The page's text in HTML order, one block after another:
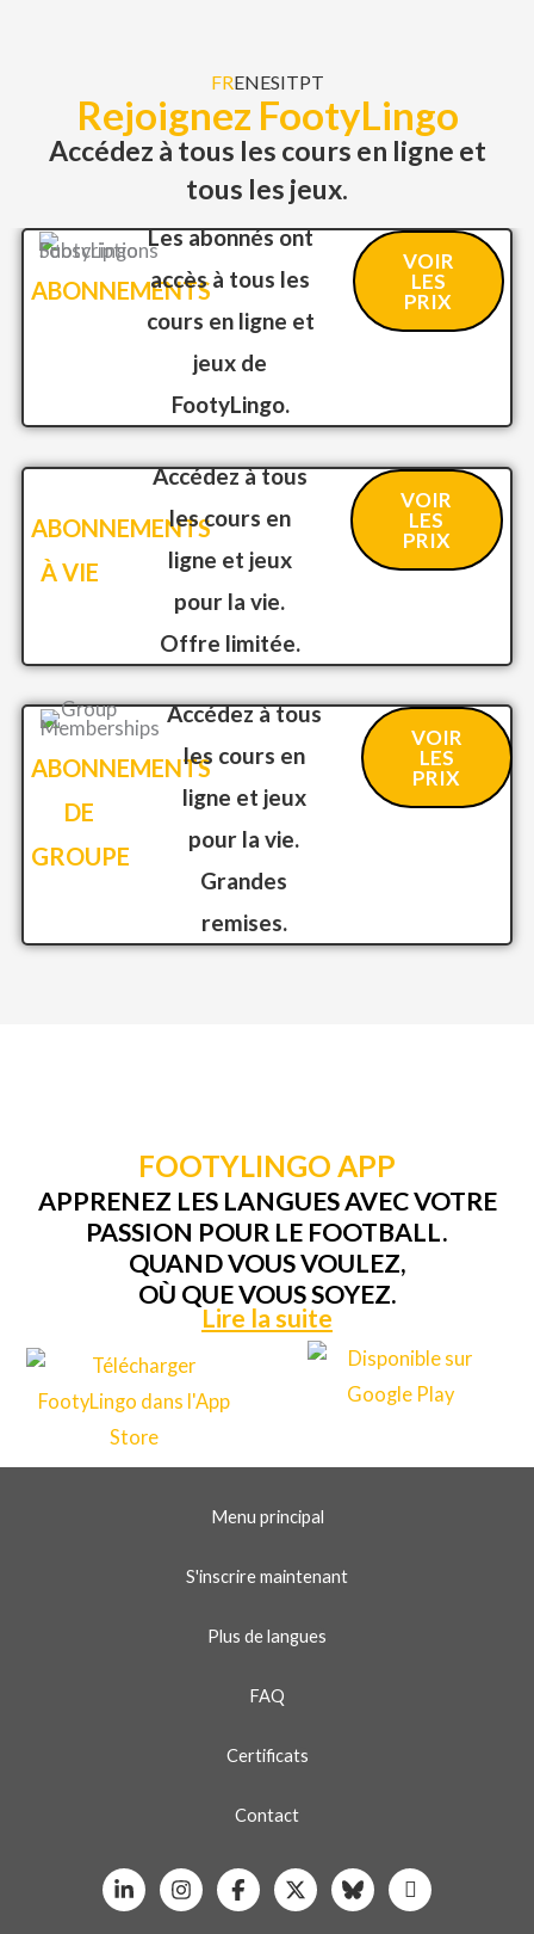
FRENESITPT
Rejoignez FootyLingo
Accédez à tous les cours en ligne et
tous les jeux.
ABONNEMENTS
Les abonnés ont
accès à tous les
cours en ligne et
jeux de
FootyLingo.
VOIR
LES
PRIX
ABONNEMENTS
À VIE
Accédez à tous
les cours en
ligne et jeux
pour la vie.
Offre limitée.
VOIR
LES
PRIX
ABONNEMENTS
DE
GROUPE
Accédez à tous
les cours en
ligne et jeux
pour la vie.
Grandes
remises.
VOIR
LES
PRIX
FOOTYLINGO APP
APPRENEZ LES LANGUES AVEC VOTRE
PASSION POUR LE FOOTBALL.
QUAND VOUS VOULEZ,
OÙ QUE VOUS SOYEZ.
Lire la suite
Menu principal
S'inscrire maintenant
Plus de langues
FAQ
Certificats
Contact
LinkedinInstagramFacebook
X BlueskyWhatsapp